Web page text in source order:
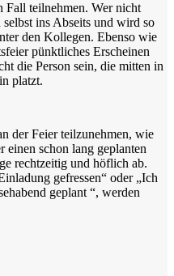
Fall teilnehmen. Wer nicht
ins Abseits und wird so
den Kollegen. Ebenso wie
pünktliches Erscheinen
die Person sein, die mitten in
platzt.
der Feier teilzunehmen, wie
einen schon lang geplanten
rechtzeitig und höflich ab.
gefressen“ oder „Ich
geplant “, werden